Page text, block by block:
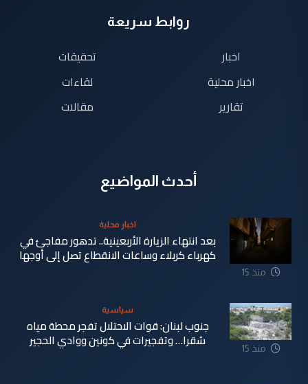
روابط سريعة
اخبار
اخبار محلية
تقارير
تحقيقات
لقاءات
مقالات
أحدث المواضيع
منذ 15
اخبار محلية
بعد انتهاء الزيارة الأربعينية.. تدهور مفاجئ في
كهرباء كربلاء وساعات الانقطاع تصل إلى أوجها
منذ 15
سياسية
جنوب لبنان: قوات الاحتلال تفجر محطة مياه
شقرا… وتفجيرات في كونين ووادي الحجير